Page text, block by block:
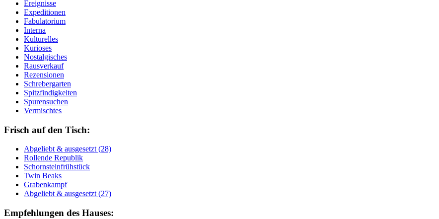
Ereignisse
Expeditionen
Fabulatorium
Interna
Kulturelles
Kurioses
Nostalgisches
Rausverkauf
Rezensionen
Schrebergarten
Spitzfindigkeiten
Spurensuchen
Vermischtes
Frisch auf den Tisch:
Ab­ge­liebt & aus­ge­setzt (28)
Rol­len­de Re­pu­blik
Schorn­stein­früh­stück
Twin Beaks
Gra­ben­kampf
Ab­ge­liebt & aus­ge­setzt (27)
Empfehlungen des Hauses: